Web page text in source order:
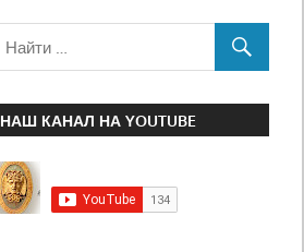
НАШ КАНАЛ НА YOUTUBE